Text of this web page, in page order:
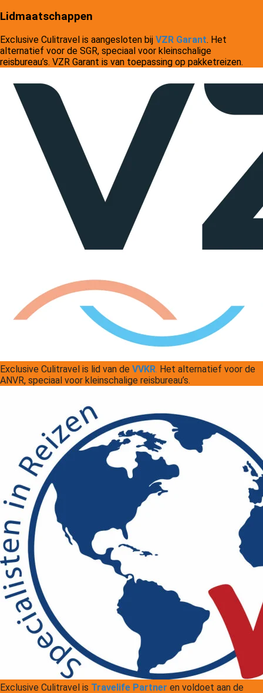
Lidmaatschappen
Exclusive Culitravel is aangesloten bij VZR Garant. Het
alternatief voor de SGR, speciaal voor kleinschalige
reisbureau’s. VZR Garant is van toepassing op pakketreizen.
Exclusive Culitravel is lid van de VVKR. Het alternatief voor de
ANVR, speciaal voor kleinschalige reisbureau’s.
Exclusive Culitravel is Travelife Partner en voldoet aan de